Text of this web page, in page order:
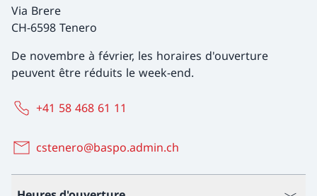
Via Brere
CH-6598 Tenero
De novembre à février, les horaires d'ouverture
peuvent être réduits le week-end.
+41 58 468 61 11
cstenero@baspo.admin.ch